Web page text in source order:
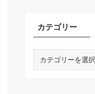
カテゴリー